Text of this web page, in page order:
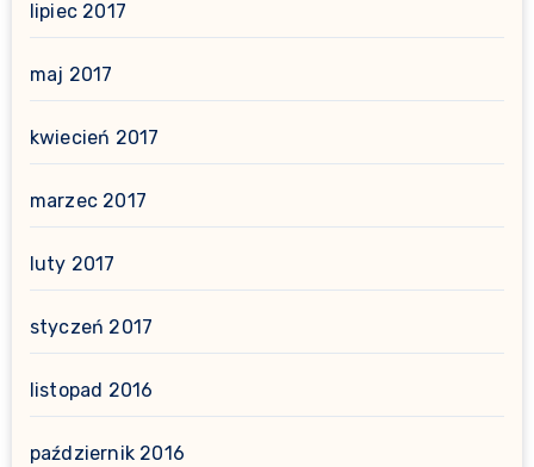
lipiec 2017
maj 2017
kwiecień 2017
marzec 2017
luty 2017
styczeń 2017
listopad 2016
październik 2016